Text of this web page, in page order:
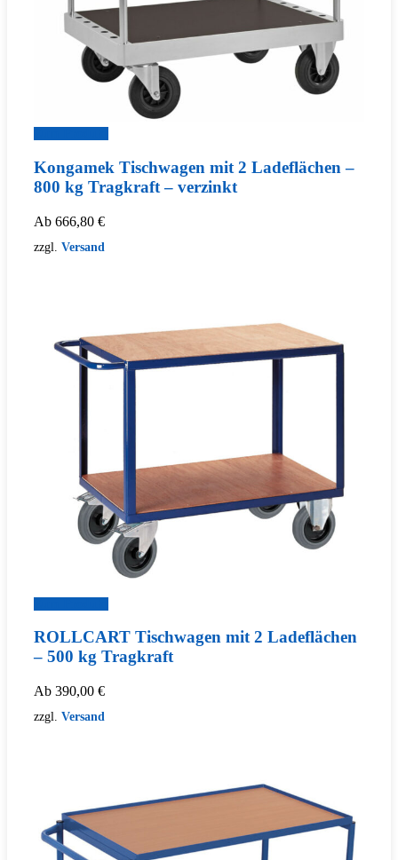
Kongamek Tischwagen mit 2 Ladeflächen –
800 kg Tragkraft – verzinkt
Ab 666,80 €
zzgl. Versand
ROLLCART Tischwagen mit 2 Ladeflächen
– 500 kg Tragkraft
Ab 390,00 €
zzgl. Versand